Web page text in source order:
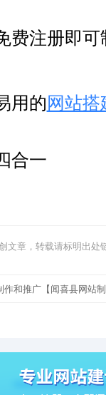
费注册即可
用的 网站搭
合一
文章，转载请标明出处
作和推广【闻喜县网站